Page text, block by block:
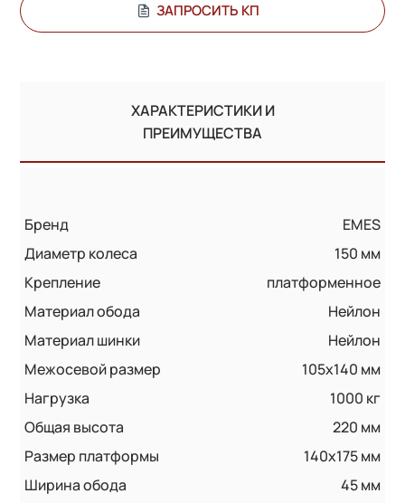
ЗАПРОСИТЬ КП
ХАРАКТЕРИСТИКИ И
ПРЕИМУЩЕСТВА
Бренд
EMES
Диаметр колеса
150 мм
Крепление
платформенное
Материал обода
Нейлон
Материал шинки
Нейлон
Межосевой размер
105x140 мм
Нагрузка
1000 кг
Общая высота
220 мм
Размер платформы
140x175 мм
Ширина обода
45 мм